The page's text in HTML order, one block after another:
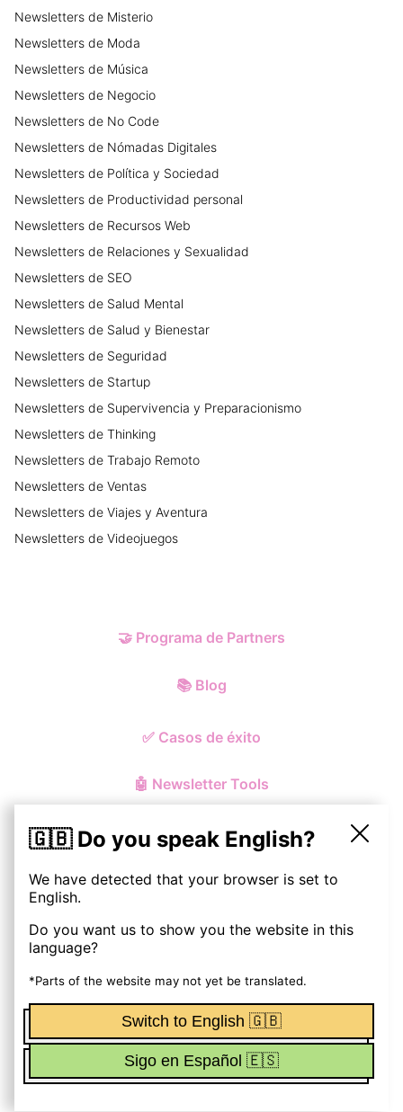
🇬🇧 Do you speak English?
We have detected that your browser is set to
English.
Do you want us to show you the website in this
language?
*Parts of the website may not yet be translated.
Switch to English 🇬🇧
Sigo en Español 🇪🇸
Newsletters de Misterio
Newsletters de Moda
Newsletters de Música
Newsletters de Negocio
Newsletters de No Code
Newsletters de Nómadas Digitales
Newsletters de Política y Sociedad
Newsletters de Productividad personal
Newsletters de Recursos Web
Newsletters de Relaciones y Sexualidad
Newsletters de SEO
Newsletters de Salud Mental
Newsletters de Salud y Bienestar
Newsletters de Seguridad
Newsletters de Startup
Newsletters de Supervivencia y Preparacionismo
Newsletters de Thinking
Newsletters de Trabajo Remoto
Newsletters de Ventas
Newsletters de Viajes y Aventura
Newsletters de Videojuegos
🤝 Programa de Partners
📚 Blog
✅ Casos de éxito
🤖 Newsletter Tools
© ohmynewst2026
Política de Privacidad y Cookies
Aviso Legal
Términos y Condiciones